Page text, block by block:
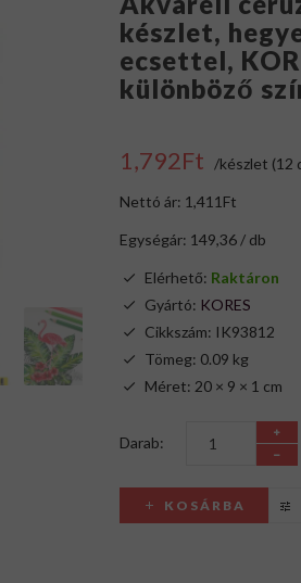
készlet,
ecsettel,
különböző
1,792Ft /készlet (12
Nettó ár: 1,411Ft
Egységár: 149,36 / db
Elérhető: Raktáron
Gyártó: KORES
Cikkszám: IK93812
Tömeg: 0.09 kg
Méret: 20 × 9 × 1 cm
Darab:
KOSÁRBA